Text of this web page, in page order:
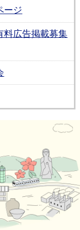
ージ
料広告掲載募集